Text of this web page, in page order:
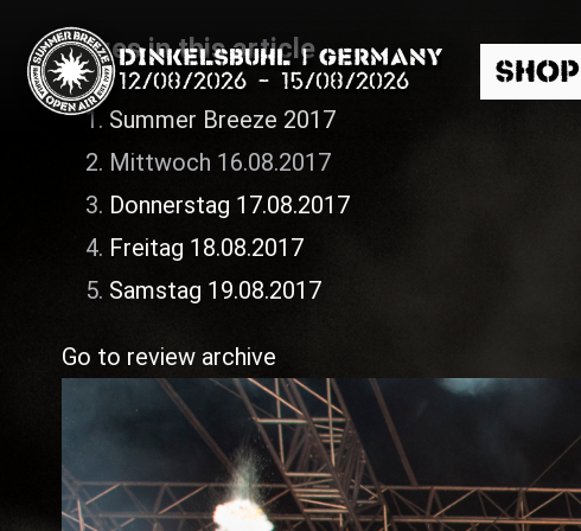
Dinkelsbühl | Germany
12/08/2026 - 15/08/2026 SHOP
Search
Media
Pages in this article
Summer Breeze 2017
Mittwoch 16.08.2017
Donnerstag 17.08.2017
Freitag 18.08.2017
Samstag 19.08.2017
Go to review archive